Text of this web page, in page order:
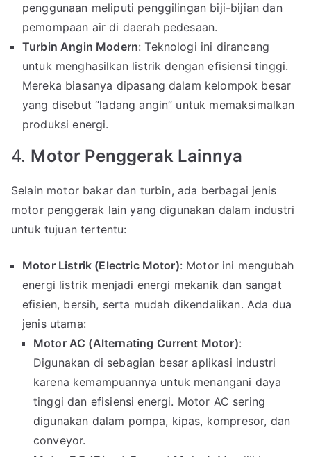
penggunaan meliputi penggilingan biji-bijian dan
pemompaan air di daerah pedesaan.
Turbin Angin Modern: Teknologi ini dirancang
untuk menghasilkan listrik dengan efisiensi tinggi.
Mereka biasanya dipasang dalam kelompok besar
yang disebut “ladang angin” untuk memaksimalkan
produksi energi.
4. Motor Penggerak Lainnya
Selain motor bakar dan turbin, ada berbagai jenis
motor penggerak lain yang digunakan dalam industri
untuk tujuan tertentu:
Motor Listrik (Electric Motor): Motor ini mengubah
energi listrik menjadi energi mekanik dan sangat
efisien, bersih, serta mudah dikendalikan. Ada dua
jenis utama:
Motor AC (Alternating Current Motor):
Digunakan di sebagian besar aplikasi industri
karena kemampuannya untuk menangani daya
tinggi dan efisiensi energi. Motor AC sering
digunakan dalam pompa, kipas, kompresor, dan
conveyor.